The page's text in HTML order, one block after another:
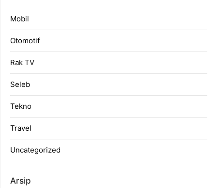
Mobil
Otomotif
Rak TV
Seleb
Tekno
Travel
Uncategorized
Arsip